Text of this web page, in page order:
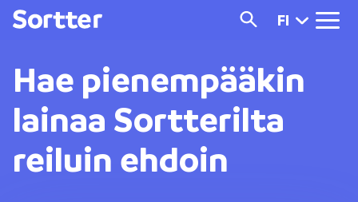
FI
Hae pienempääkin
lainaa Sortterilta
reiluin ehdoin